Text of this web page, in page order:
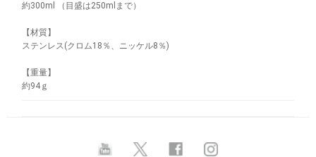
約300ml （目盛は250mlまで）
【材質】
ステンレス(クロム18％、ニッケル8％)
【重量】
約94ｇ